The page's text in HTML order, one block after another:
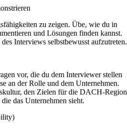
zu zeigen. Übe, wie du in
und Lösungen finden kannst.
Interviews selbstbewusst aufzutreten.
vor, die du dem Interviewer stellen
an der Rolle und dem Unternehmen.
den Zielen für die DACH-Region
das Unternehmen sieht.